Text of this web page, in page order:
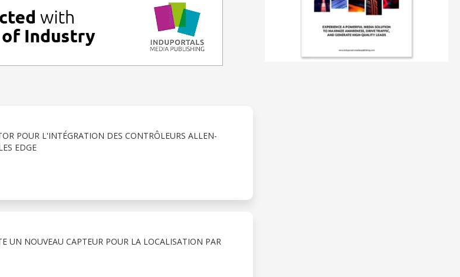
POUR L'INTÉGRATION DES CONTRÔLEURS ALLEN-
EDGE
UN NOUVEAU CAPTEUR POUR LA LOCALISATION PAR